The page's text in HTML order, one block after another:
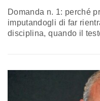
Domanda n. 1: perché
imputandogli di far
disciplina, quando il
scenario per il quale,
legittimerebbe l’utero